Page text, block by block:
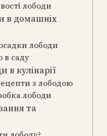
лободи
в домашніх
лободи
в саду
в кулінарії
з лободою
лободи
та